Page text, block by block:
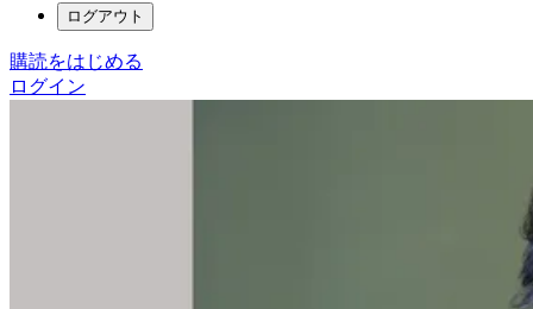
ログアウト
購読をはじめる
ログイン